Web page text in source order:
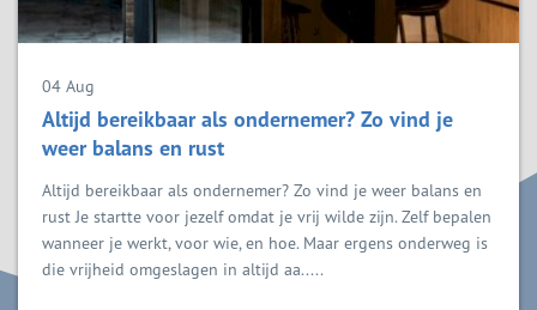
04 Aug
Altijd bereikbaar als ondernemer? Zo vind je
weer balans en rust
Altijd bereikbaar als ondernemer? Zo vind je weer balans en
rust Je startte voor jezelf omdat je vrij wilde zijn. Zelf bepalen
wanneer je werkt, voor wie, en hoe. Maar ergens onderweg is
die vrijheid omgeslagen in altijd aa.....